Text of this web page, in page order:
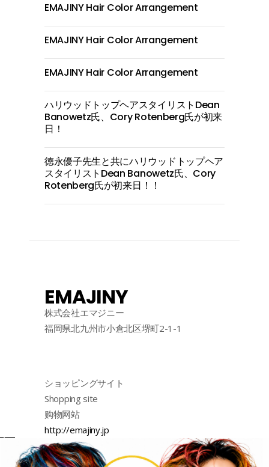
EMAJINY Hair Color Arrangement
EMAJINY Hair Color Arrangement
EMAJINY Hair Color Arrangement
ハリウッドトップヘアスタイリストDean
Banowetz氏、Cory Rotenberg氏が初来
日！
徳永優子先生と共にハリウッドトップヘア
スタイリストDean Banowetz氏、Cory
Rotenberg氏が初来日！！
EMAJINY
株式会社エマジニー
福岡県北九州市小倉北区堺町2-1-1
ショッピングサイト
Shopping site
购物网站
http://emajiny.jp